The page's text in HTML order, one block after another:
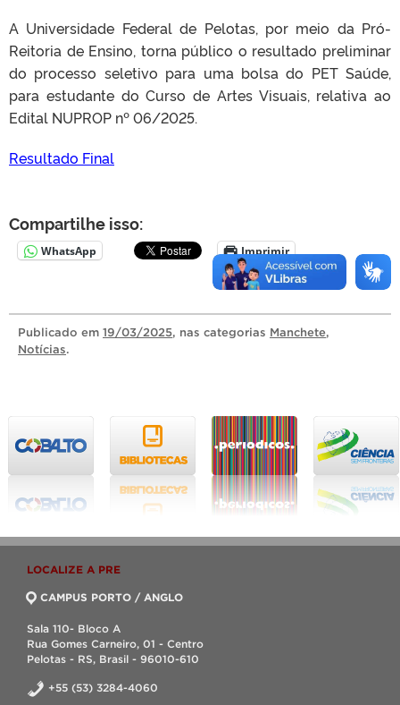
A Universidade Federal de Pelotas, por meio da Pró-
Reitoria de Ensino, torna público o resultado preliminar
do processo seletivo para uma bolsa do PET Saúde,
para estudante do Curso de Artes Visuais, relativa ao
Edital NUPROP nº 06/2025.
Resultado Final
Compartilhe isso:
WhatsApp Imprimir
Publicado em 19/03/2025, nas categorias Manchete,
Notícias.
LOCALIZE A PRE
CAMPUS PORTO / ANGLO
Sala 110- Bloco A
Rua Gomes Carneiro, 01 - Centro
Pelotas - RS, Brasil - 96010-610
+55 (53) 3284-4060